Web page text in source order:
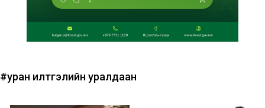
#уран илтгэлийн уралдаан